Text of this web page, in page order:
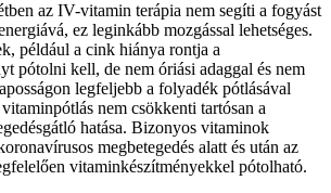
az IV-vitamin terápia nem segíti a fogyást
ez leginkább mozgással lehetséges.
például a cink hiánya rontja a
pótolni kell, de nem óriási adaggal és nem
legfeljebb a folyadék pótlásával
nem csökkenti tartósan a
hatása. Bizonyos vitaminok
megbetegedés alatt és után az
vitaminkészítményekkel pótolható.